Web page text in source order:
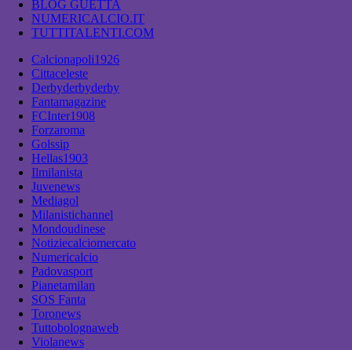
BLOG GUETTA
NUMERICALCIO.IT
TUTTITALENTI.COM
Calcionapoli1926
Cittaceleste
Derbyderbyderby
Fantamagazine
FCInter1908
Forzaroma
Golssip
Hellas1903
Ilmilanista
Juvenews
Mediagol
Milanistichannel
Mondoudinese
Notiziecalciomercato
Numericalcio
Padovasport
Pianetamilan
SOS Fanta
Toronews
Tuttobolognaweb
Violanews